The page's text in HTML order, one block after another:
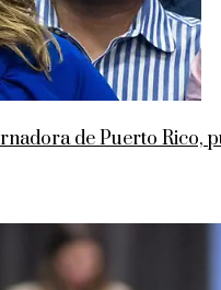
de Puerto Rico,